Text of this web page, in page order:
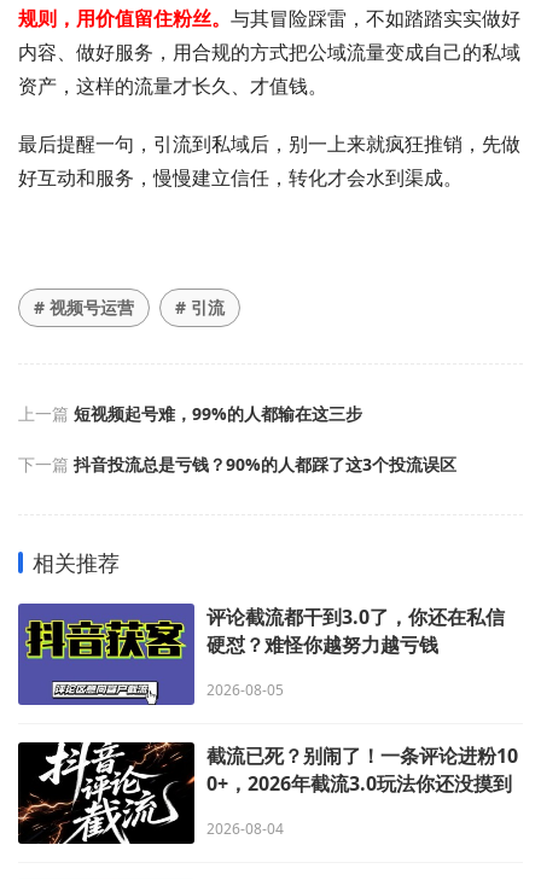
规则，用价值留住粉丝。 与其冒险踩雷，不如踏踏实实做好
内容、做好服务，用合规的方式把公域流量变成自己的私域
资产，这样的流量才长久、才值钱。
最后提醒一句，引流到私域后，别一上来就疯狂推销，先做
好互动和服务，慢慢建立信任，转化才会水到渠成。
# 视频号运营 # 引流
上一篇 短视频起号难，99%的人都输在这三步
下一篇 抖音投流总是亏钱？90%的人都踩了这3个投流误区
相关推荐
评论截流都干到3.0了，你还在私信
硬怼？难怪你越努力越亏钱
2026-08-05
截流已死？别闹了！一条评论进粉10
0+，2026年截流3.0玩法你还没摸到
2026-08-04